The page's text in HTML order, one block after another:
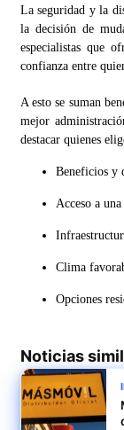
La seguridad y la
la decisión de
especialistas que
confianza entre
A esto se suman
mejor
destacar quienes
Beneficios y
Acceso a
Clima
Opciones
Noticias